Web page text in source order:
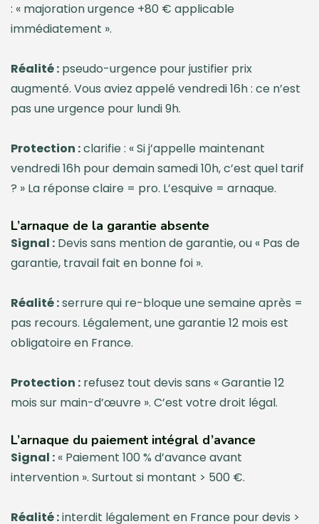
: « majoration urgence +80 € applicable
immédiatement ».
Réalité : pseudo-urgence pour justifier prix
augmenté. Vous aviez appelé vendredi 16h : ce n’est
pas une urgence pour lundi 9h.
Protection :clarifie : « Si j’appelle maintenant
vendredi 16h pour demain samedi 10h, c’est quel tarif
? » La réponse claire = pro. L’esquive = arnaque.
L’arnaque de la garantie absente
Signal : Devis sans mention de garantie, ou « Pas de
garantie, travail fait en bonne foi ».
Réalité :serrure qui re-bloque une semaine après =
pas recours. Légalement, une garantie 12 mois est
obligatoire en France.
Protection : refusez tout devis sans « Garantie 12
mois sur main-d’œuvre ». C’est votre droit légal.
L’arnaque du paiement intégral d’avance
Signal : « Paiement 100 % d’avance avant
intervention ». Surtout si montant > 500 €.
Réalité :interdit légalement en France pour devis >